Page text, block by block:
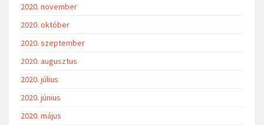
2020. november
2020. október
2020. szeptember
2020. augusztus
2020. július
2020. június
2020. május